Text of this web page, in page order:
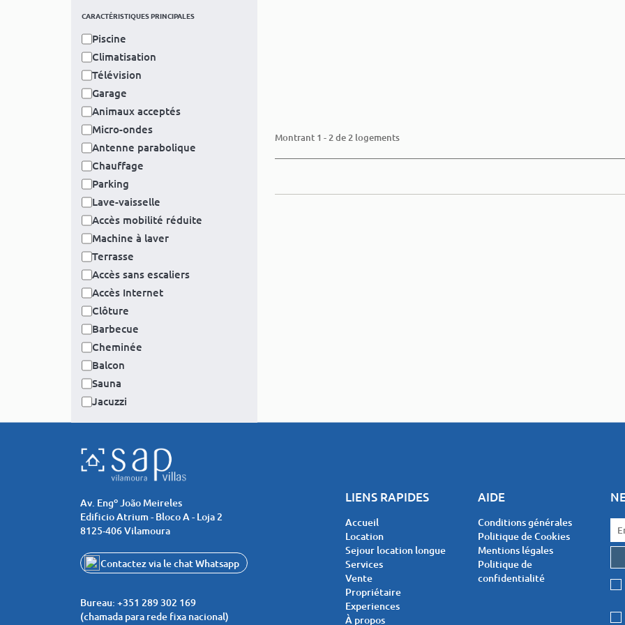
CARACTÉRISTIQUES PRINCIPALES
Piscine
Climatisation
Télévision
Garage
Animaux acceptés
Micro-ondes
Antenne parabolique
Chauffage
Parking
Lave-vaisselle
Accès mobilité réduite
Machine à laver
Terrasse
Accès sans escaliers
Accès Internet
Clôture
Barbecue
Cheminée
Balcon
Sauna
Jacuzzi
Montrant 1 - 2 de 2 logements
Av. Engº João Meireles
Edificio Atrium - Bloco A - Loja 2
8125-406 Vilamoura
Contactez via le chat Whatsapp
Bureau: +351 289 302 169
(chamada para rede fixa nacional)
LIENS RAPIDES
Accueil
Location
Sejour location longue
Services
Vente
Propriétaire
Experiences
À propos
AIDE
Conditions générales
Politique de Cookies
Mentions légales
Politique de
confidentialité